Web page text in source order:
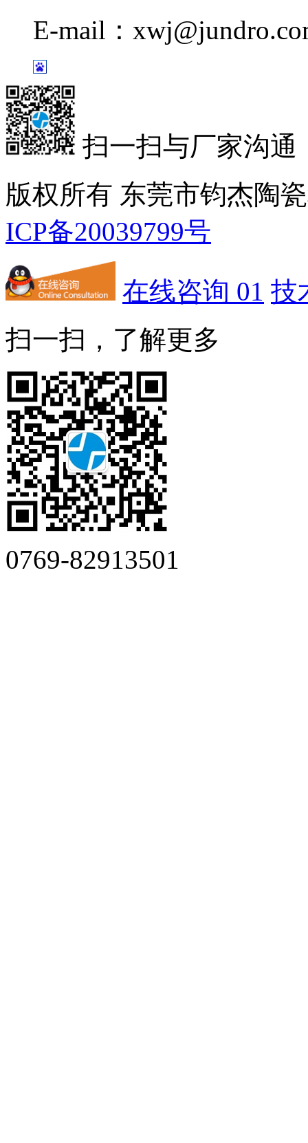
E-mail：
扫一扫与厂家沟通
版权所有 东莞市钧杰
ICP备20039799号
在线咨询 01 技
扫一扫，了解更多
0769-82913501